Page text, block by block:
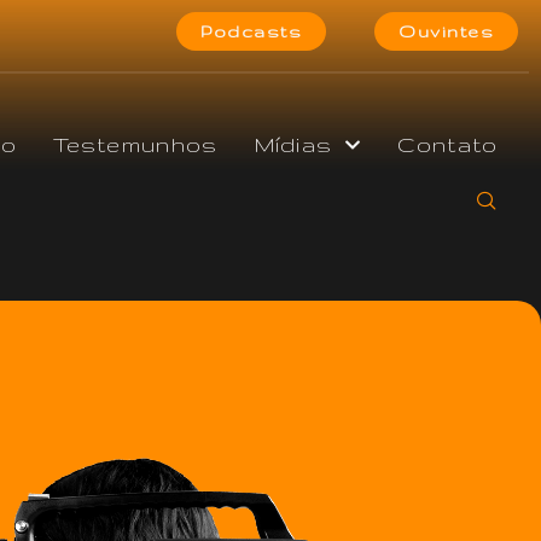
Podcasts Ouvintes
Testemunhos Mídias Contato